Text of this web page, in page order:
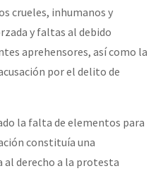
crueles, inhumanos y
y faltas al debido
aprehensores, así como la
por el delito de
la falta de elementos para
constituía una
derecho a la protesta